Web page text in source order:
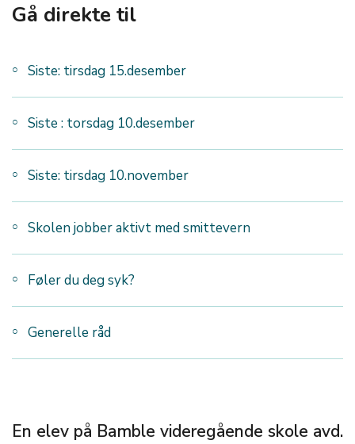
Gå direkte til
Siste: tirsdag 15.desember
Siste : torsdag 10.desember
Siste: tirsdag 10.november
Skolen jobber aktivt med smittevern
Føler du deg syk?
Generelle råd
En elev på Bamble videregående skole avd.